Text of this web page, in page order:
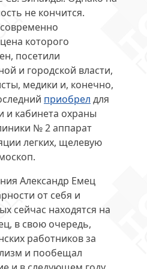
не кончится.
которого
, посетили
и городской власти,
медики и, конечно,
приобрел для
и кабинета охраны
№ 2 аппарат
легких, щелевую
Александр Емец
от себя и
сейчас находятся на
в свою очередь,
работников за
и пообещал